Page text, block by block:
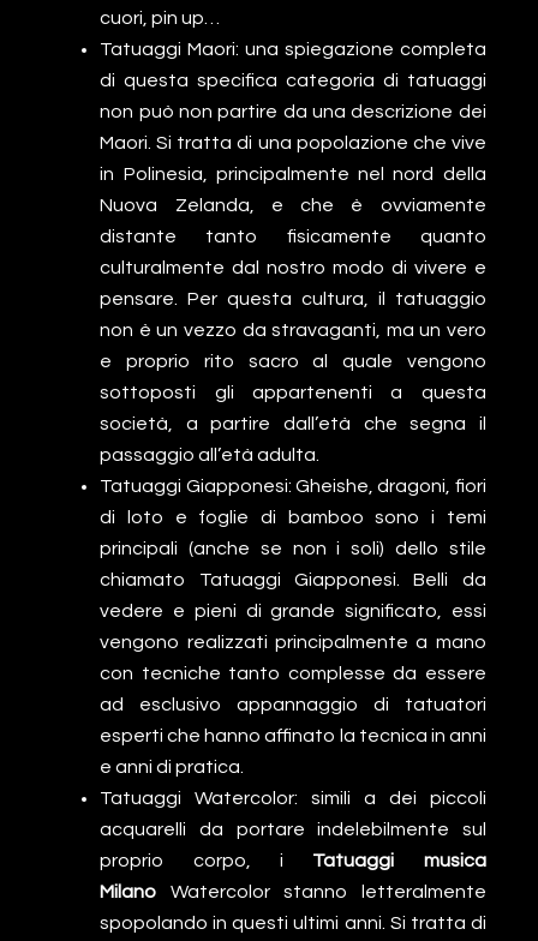
cuori, pin up…
Tatuaggi Maori: una spiegazione completa
di questa specifica categoria di tatuaggi
non può non partire da una descrizione dei
Maori. Si tratta di una popolazione che vive
in Polinesia, principalmente nel nord della
Nuova Zelanda, e che è ovviamente
distante tanto fisicamente quanto
culturalmente dal nostro modo di vivere e
pensare. Per questa cultura, il tatuaggio
non è un vezzo da stravaganti, ma un vero
e proprio rito sacro al quale vengono
sottoposti gli appartenenti a questa
società, a partire dall’età che segna il
passaggio all’età adulta.
Tatuaggi Giapponesi: Gheishe, dragoni, fiori
di loto e foglie di bamboo sono i temi
principali (anche se non i soli) dello stile
chiamato Tatuaggi Giapponesi. Belli da
vedere e pieni di grande significato, essi
vengono realizzati principalmente a mano
con tecniche tanto complesse da essere
ad esclusivo appannaggio di tatuatori
esperti che hanno affinato la tecnica in anni
e anni di pratica.
Tatuaggi Watercolor: simili a dei piccoli
acquarelli da portare indelebilmente sul
proprio corpo, i Tatuaggi musica
Milano Watercolor stanno letteralmente
spopolando in questi ultimi anni. Si tratta di